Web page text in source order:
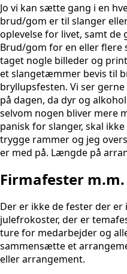
Jo vi kan sætte gang i en
brud/gom er til slanger
oplevelse for livet, samt
Brud/gom for en eller flere
taget nogle billeder og
et slangetæmmer bevis til
bryllupsfesten. Vi ser
på dagen, da dyr og
selvom nogen bliver mere
panisk for slanger, skal
trygge rammer og jeg
er med på. Længde på
Firmafester m.m.
Der er ikke de fester der
julefrokoster, der er
ture for medarbejder og
sammensætte et
eller arrangement.